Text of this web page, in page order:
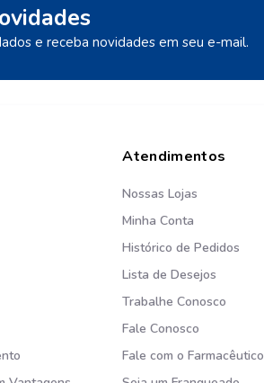
e receba novidades em seu e-mail.
Atendimentos
Nossas Lojas
Minha Conta
Histórico de Pedidos
Lista de Desejos
Trabalhe Conosco
Fale Conosco
Fale com o Farmacêutico